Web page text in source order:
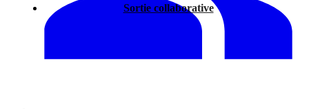
Sortie collaborative